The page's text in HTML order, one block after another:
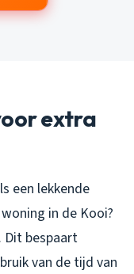
extra
een lekkende
in de Kooi?
Dit bespaart
van de tijd van